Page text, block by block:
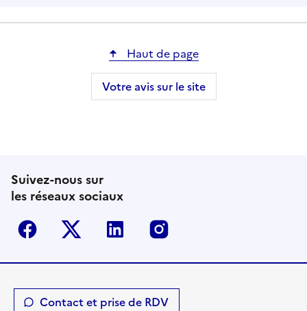
Haut de page
Votre avis sur le site
Suivez-nous sur
les réseaux sociaux
Facebook Twitter-X Linkedin
Contact et prise de RDV